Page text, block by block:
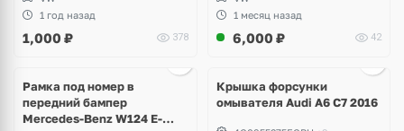
1 год назад
1,000 ₽ 378
1 месяц назад
6,000 ₽ 42
Рамка под номер в
передний бампер
Mercedes-Benz W124 E-
Крышка форсунки
омывателя Audi A6 C7 2016